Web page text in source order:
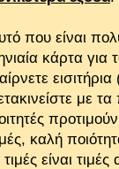
που είναι
κάρτα για
με
καλή
τιμές είναι